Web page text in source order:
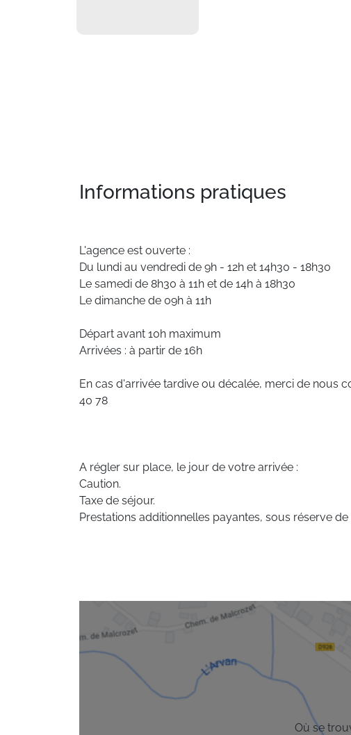
Informations pratiques
L'agence est ouverte :
Du lundi au vendredi de 9h - 12h et 14h30 - 18h30
Le samedi de 8h30 à 11h et de 14h à 18h30
Le dimanche de 09h à 11h
Départ avant 10h maximum
Arrivées : à partir de 16h
En cas d'arrivée tardive ou décalée, merci de nous
40 78
A régler sur place, le jour de votre arrivée :
Caution.
Taxe de séjour.
Prestations additionnelles payantes, sous réserve de
Où se